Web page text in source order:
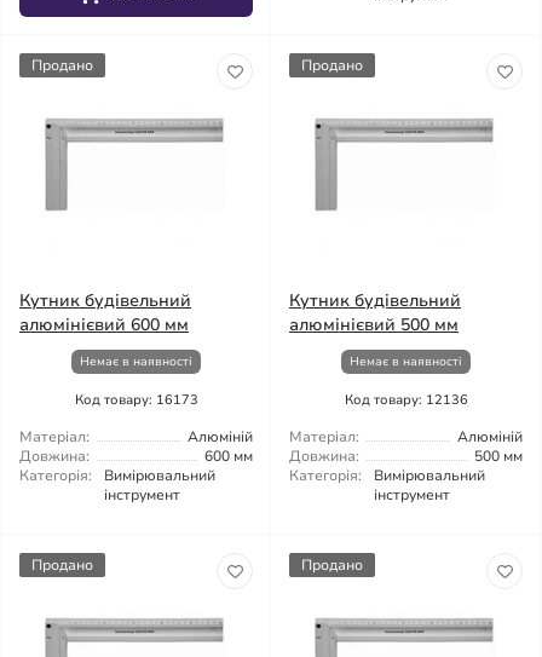
Продано
Кутник будівельний
алюмінієвий 600 мм
Немає в наявності
Код товару: 16173
Матеріал:
Алюміній
Довжина:
600 мм
Категорія:
Вимірювальний
інструмент
Продано
Кутник будівельний
алюмінієвий 500 мм
Немає в наявності
Код товару: 12136
Матеріал:
Алюміній
Довжина:
500 мм
Категорія:
Вимірювальний
інструмент
Продано Продано